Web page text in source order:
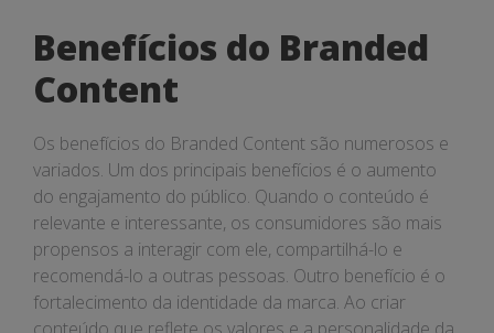
Benefícios do Branded
Content
Os benefícios do Branded Content são numerosos e
variados. Um dos principais benefícios é o aumento
do engajamento do público. Quando o conteúdo é
relevante e interessante, os consumidores são mais
propensos a interagir com ele, compartilhá-lo e
recomendá-lo a outras pessoas. Outro benefício é o
fortalecimento da identidade da marca. Ao criar